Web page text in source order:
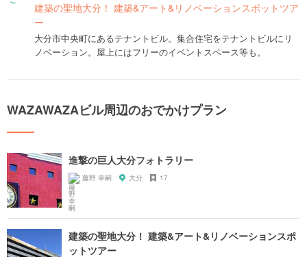
建築の聖地大分！ 建築&アート&リノベーションスポットツア
ー
大分市中央町にあるテナントビル。集合住宅をテナントビルにリ
ノベーション。屋上にはフリーのイベントスペース等も。
WAZAWAZAビル周辺のおでかけプラン
進撃の巨人大分フォトラリー
藤野 幸嗣 大分 17
建築の聖地大分！ 建築&アート&リノベーションスポ
ットツアー